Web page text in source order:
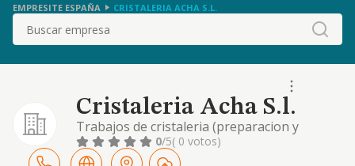
EMPRESITE ESPAÑA CRISTALERIA ACHA S.L.
Buscar
Cristaleria Acha S.l.
Trabajos de cristaleria (preparacion y
colocacion). compra y venta de articulos de
decoracion.
0/5( 0 votos)